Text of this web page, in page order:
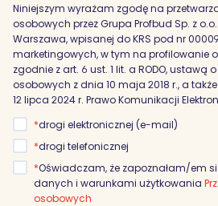
Niniejszym wyrażam zgodę na
osobowych przez Grupa Profbud Sp. z o.o.
Warszawa, wpisanej do KRS pod nr
marketingowych, w tym na profilowanie
zgodnie z art. 6 ust. 1 lit. a RODO, ustawą
osobowych z dnia 10 maja 2018 r., a
12 lipca 2024 r. Prawo Komunikacji
*drogi elektronicznej (e-mail)
*drogi telefonicznej
*Oświadczam, że zapoznałam/em
danych i warunkami użytkowania
osobowych